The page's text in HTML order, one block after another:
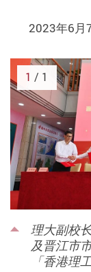
2023年6月
理大副校
及晋江市
「香港理
1 / 1